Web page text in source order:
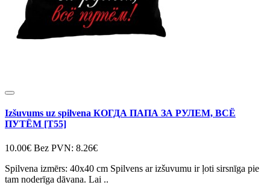
Izšuvums uz spilvena КОГДА ПАПА ЗА РУЛЕМ, ВСЁ
ПУТЁМ [T55]
10.00€ Bez PVN: 8.26€
Spilvena izmērs: 40x40 cm Spilvens ar izšuvumu ir ļoti sirsnīga pie
tam noderīga dāvana. Lai ..